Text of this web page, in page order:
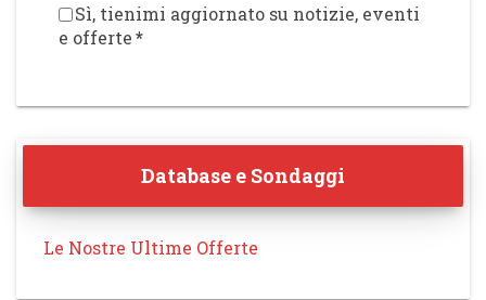
Sì, tienimi aggiornato su notizie, eventi
e offerte*
Database e Sondaggi
Le Nostre Ultime Offerte